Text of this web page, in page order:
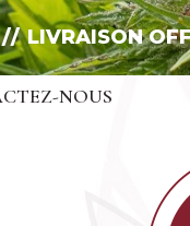
LIVRAISON
NOUS